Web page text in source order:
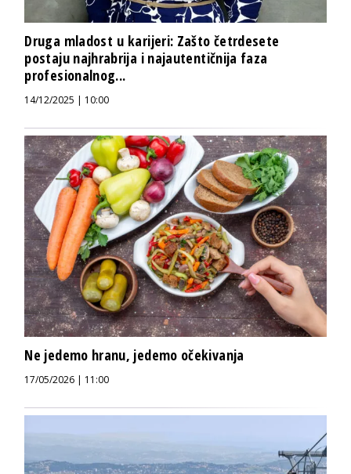
Druga mladost u karijeri: Zašto četrdesete
postaju najhrabrija i najautentičnija faza
profesionalnog...
14/12/2025 | 10:00
Ne jedemo hranu, jedemo očekivanja
17/05/2026 | 11:00